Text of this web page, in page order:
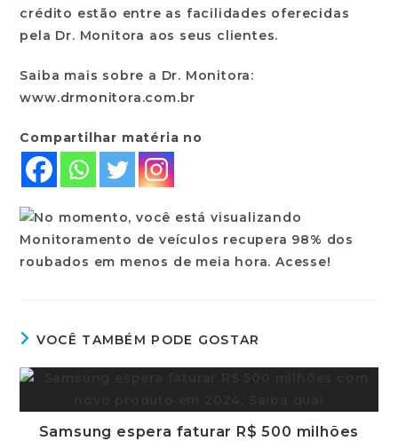
crédito estão entre as facilidades oferecidas
pela Dr. Monitora aos seus clientes.
Saiba mais sobre a Dr. Monitora:
www.drmonitora.com.br
Compartilhar matéria no
VOCÊ TAMBÉM PODE GOSTAR
Samsung espera faturar R$ 500 milhões